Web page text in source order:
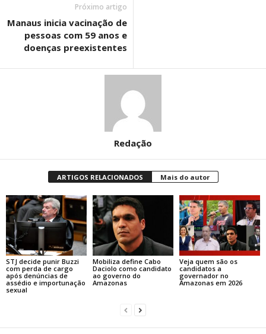
Próximo artigo
Manaus inicia vacinação de
pessoas com 59 anos e
doenças preexistentes
Redação
ARTIGOS RELACIONADOS Mais do autor
STJ decide punir Buzzi
com perda de cargo
após denúncias de
assédio e importunação
sexual
Mobiliza define Cabo
Daciolo como candidato
ao governo do
Amazonas
Veja quem são os
candidatos a
governador no
Amazonas em 2026